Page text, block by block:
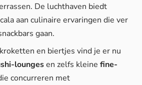
De luchthaven biedt
aan culinaire ervaringen die ver
gaan.
en biertjes vind je er nu
loungesen zelfs kleine fine-
concurreren met